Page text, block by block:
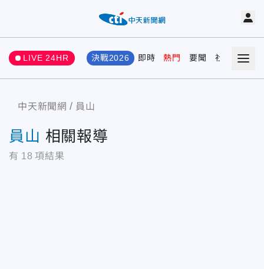
LIVE 24HR 決戰2026 即時 熱門 要聞 社會 娛樂
中天新聞網 員山
員山 相關報導
有 18 項結果